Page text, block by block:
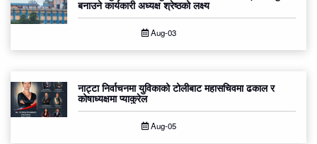
बनाउने कार्यकारी अध्यक्ष श्रेष्ठको लक्ष्य
Aug-03
नाट्टा निर्वाचनमा युविकाको टोलीबाट महासचिवमा ढकाल र
कोषाध्यक्षमा प्याकुरेल
Aug-05